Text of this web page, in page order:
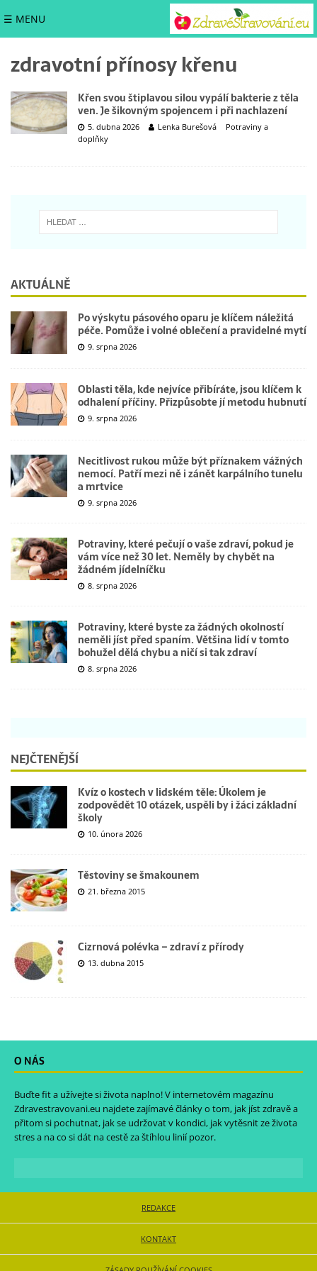
☰ MENU
zdravotní přínosy křenu
Křen svou štiplavou silou vypálí bakterie z těla
ven. Je šikovným spojencem i při nachlazení
5. dubna 2026 Lenka Burešová
Potraviny a
doplňky
AKTUÁLNĚ
Po výskytu pásového oparu je klíčem náležitá
péče. Pomůže i volné oblečení a pravidelné mytí
9. srpna 2026
Oblasti těla, kde nejvíce přibíráte, jsou klíčem k
odhalení příčiny. Přizpůsobte jí metodu hubnutí
9. srpna 2026
Necitlivost rukou může být příznakem vážných
nemocí. Patří mezi ně i zánět karpálního tunelu
a mrtvice
9. srpna 2026
Potraviny, které pečují o vaše zdraví, pokud je
vám více než 30 let. Neměly by chybět na
žádném jídelníčku
8. srpna 2026
Potraviny, které byste za žádných okolností
neměli jíst před spaním. Většina lidí v tomto
bohužel dělá chybu a ničí si tak zdraví
8. srpna 2026
NEJČTENĚJŠÍ
Kvíz o kostech v lidském těle: Úkolem je
zodpovědět 10 otázek, uspěli by i žáci základní
školy
10. února 2026
Těstoviny se šmakounem
21. března 2015
Cizrnová polévka – zdraví z přírody
13. dubna 2015
O NÁS
Buďte fit a užívejte si života naplno! V internetovém magazínu
Zdravestravovani.eu najdete zajímavé články o tom, jak jíst zdravě a
přitom si pochutnat, jak se udržovat v kondici, jak vytěsnit ze života
stres a na co si dát na cestě za štíhlou linií pozor.
REDAKCE
KONTAKT